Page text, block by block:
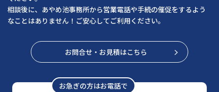
相談後に、あやめ池事務所から営業電話や手続の催促をするよう
なことはありません！ご安心してご利用ください。
お問合せ・お見積はこちら
お急ぎの方はお電話で